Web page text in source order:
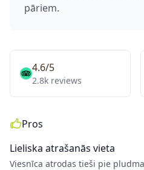
pāriem.
4.6/5
2.8k reviews
Pros
Lieliska atrašanās vieta
Viesnīca atrodas tieši pie